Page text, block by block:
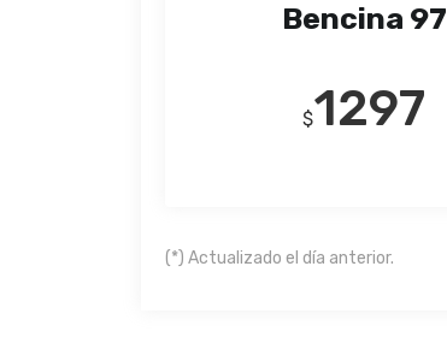
Bencina 97
$1297
(*) Actualizado el día anterior.